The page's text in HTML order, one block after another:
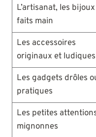
L’artisanat, les bijoux
faits main
Les accessoires
originaux et ludiques
Les gadgets drôles
pratiques
Les petites
mignonnes